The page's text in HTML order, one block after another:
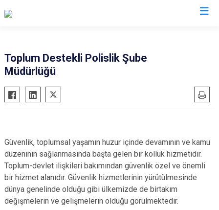
Toplum Destekli Polislik Şube
Müdürlüğü
Güvenlik, toplumsal yaşamın huzur içinde devamının ve kamu
düzeninin sağlanmasında başta gelen bir kolluk hizmetidir.
Toplum-devlet ilişkileri bakımından güvenlik özel ve önemli
bir hizmet alanıdır. Güvenlik hizmetlerinin yürütülmesinde
dünya genelinde olduğu gibi ülkemizde de birtakım
değişmelerin ve gelişmelerin olduğu görülmektedir.